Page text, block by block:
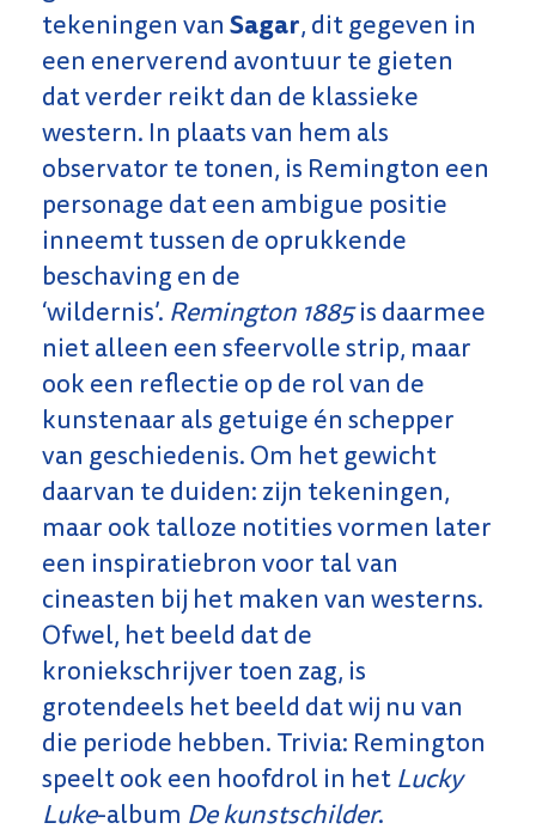
tekeningen van Sagar, dit gegeven in
een enerverend avontuur te gieten
dat verder reikt dan de klassieke
western. In plaats van hem als
observator te tonen, is Remington een
personage dat een ambigue positie
inneemt tussen de oprukkende
beschaving en de
‘wildernis’. Remington 1885is daarmee
niet alleen een sfeervolle strip, maar
ook een reflectie op de rol van de
kunstenaar als getuige én schepper
van geschiedenis. Om het gewicht
daarvan te duiden: zijn tekeningen,
maar ook talloze notities vormen later
een inspiratiebron voor tal van
cineasten bij het maken van westerns.
Ofwel, het beeld dat de
kroniekschrijver toen zag, is
grotendeels het beeld dat wij nu van
die periode hebben. Trivia: Remington
speelt ook een hoofdrol in het Lucky
Luke-album De kunstschilder.